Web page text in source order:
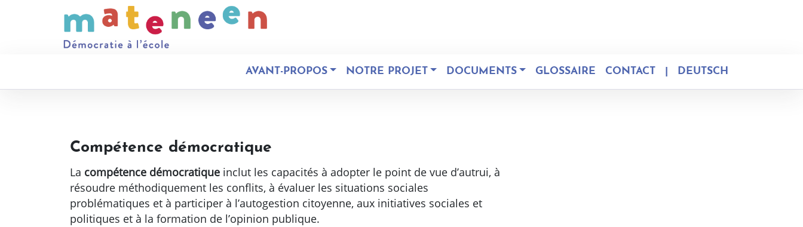
AVANT-PROPOS NOTRE PROJET DOCUMENTS GLOSSAIRE CONTACT DEUTSCH
Compétence démocratique
La compétence démocratique inclut les capacités à adopter le point de vue d’autrui, à
résoudre méthodiquement les conflits, à évaluer les situations sociales
problématiques et à participer à l’autogestion citoyenne, aux initiatives sociales et
politiques et à la formation de l’opinion publique.